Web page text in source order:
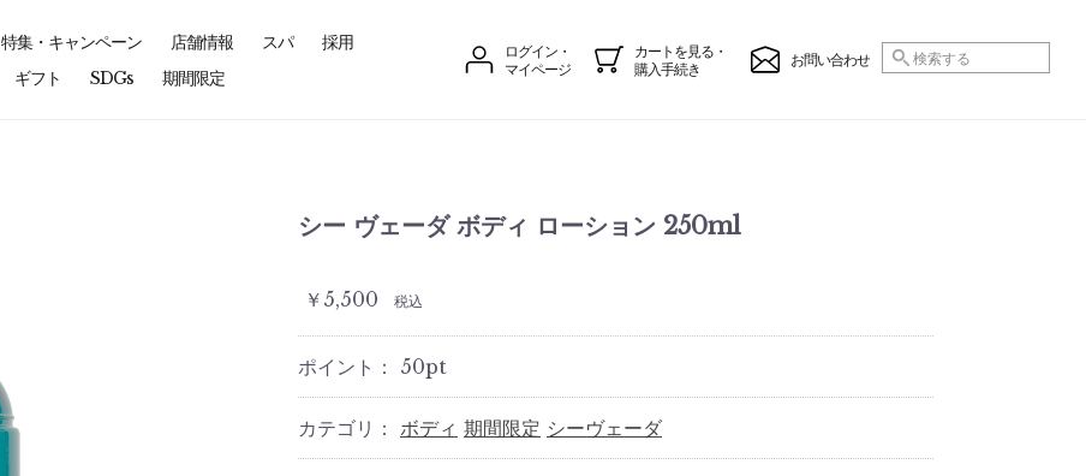
特集・キャンペーン 店舗情報 スパ
採用
ギフト SDGs 期間限定
ログイン・
マイページ
カートを見る・
購入手続き
お問い合わせ
シー ヴェーダ ボディ ローション 250ml
￥5,500 税込
ポイント： 50pt
カテゴリ： ボディ 期間限定 シーヴェーダ